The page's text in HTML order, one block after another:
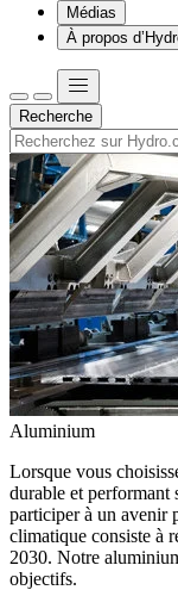
Médias
À propos
Recherche
Aluminium
Lorsque vous
durable et performant
participer à un avenir
climatique consiste à
2030. Notre
objectifs.